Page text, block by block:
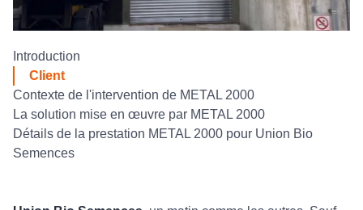
Introduction
Client
Contexte de l'intervention de METAL 2000
La solution mise en œuvre par METAL 2000
Détails de la prestation METAL 2000 pour Union Bio
Semences